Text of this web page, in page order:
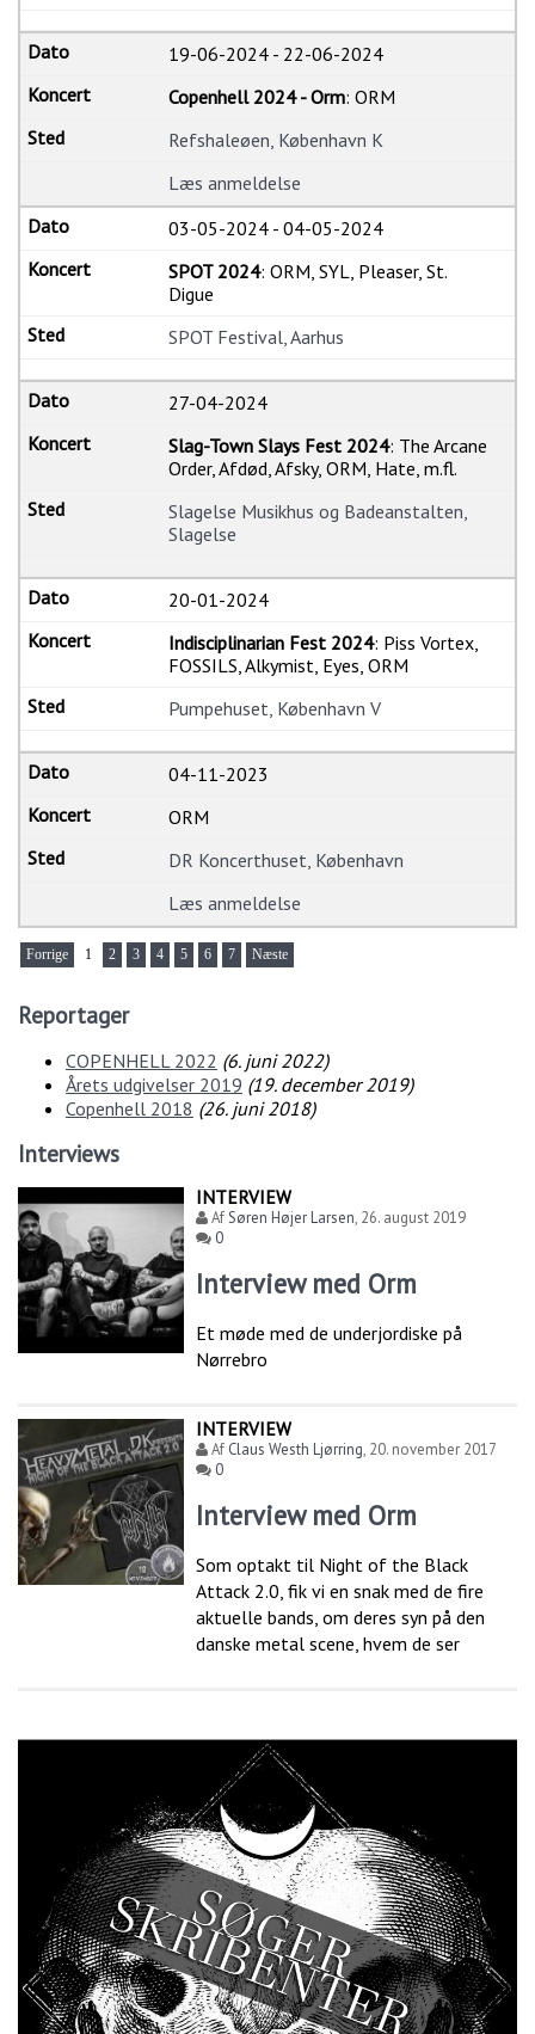
19-06-2024 - 22-06-2024
Copenhell 2024 - Orm: ORM
Refshaleøen, København K
Læs anmeldelse
03-05-2024 -04-05-2024
SPOT 2024: ORM, SYL, Pleaser, St.
Digue
SPOT Festival, Aarhus
27-04-2024
Slag-Town Slays Fest 2024: The Arcane
Order, Afdød, Afsky, ORM, Hate, m.fl.
Slagelse Musikhus og Badeanstalten,
Slagelse
20-01-2024
Indisciplinarian Fest 2024: Piss Vortex,
FOSSILS, Alkymist, Eyes, ORM
Pumpehuset, København V
04-11-2023
ORM
DR Koncerthuset, København
Læs anmeldelse
Forrige 1 2 3 4 5 6 7 Næste
Reportager
COPENHELL 2022 (6. juni 2022)
Årets udgivelser 2019 (19. december 2019)
Copenhell 2018 (26. juni 2018)
Interviews
INTERVIEW
AfSøren Højer Larsen, 26. august 2019
0
Interview med Orm
Et møde med de underjordiske på
Nørrebro
INTERVIEW
Af Claus Westh Ljørring, 20. november 2017
0
Interview med Orm
Som optakt til Night of the Black
Attack 2.0, fik vi en snak med de fire
aktuelle bands, om deres syn på den
danske metal scene, hvem de ser